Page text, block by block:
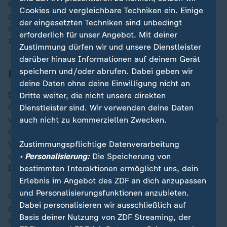
kriminelles Netzwerk mit mafiaähnlichen Strukturen
gewesen. Combs als Kopf soll junge Frauen bei
sogenannten "Freak-Off-Partys" gefügig gemacht und
zur Prostitution gezwungen haben.
Ermittlungen nach Video-Leak
Der Wendepunkt in Combs' Fall kam im Mai 2024 als
CNN-Videoaufnahmen aus dem Jahr 2016
veröffentlichte: Sie zeigen, wie Combs brutal auf seine
damalige Lebensgefährtin, die Sängerin Cassie
Ventura, in einem Hotel eintritt. Der Clip schockierte
die Öffentlichkeit - selbst in einer Branche, die für
Exzesse bekannt ist.
Cassie hatte Combs bereits im November 2023 in
einer Zivilklage beschuldigt, sie über Jahre hinweg
systematisch missbraucht, eingeschüchtert und unter
Cookies und vergleichbare Techniken ein. Einige
der eingesetzten Techniken sind unbedingt
erforderlich für unser Angebot. Mit deiner
Zustimmung dürfen wir und unsere Dienstleister
darüber hinaus Informationen auf deinem Gerät
speichern und/oder abrufen. Dabei geben wir
deine Daten ohne deine Einwilligung nicht an
Dritte weiter, die nicht unsere direkten
Dienstleister sind. Wir verwenden deine Daten
auch nicht zu kommerziellen Zwecken.
Zustimmungspflichtige Datenverarbeitung
• Personalisierung:Die Speicherung von
bestimmten Interaktionen ermöglicht uns, dein
Erlebnis im Angebot des ZDF an dich anzupassen
und Personalisierungsfunktionen anzubieten.
Dabei personalisieren wir ausschließlich auf
Basis deiner Nutzung von ZDF Streaming, der